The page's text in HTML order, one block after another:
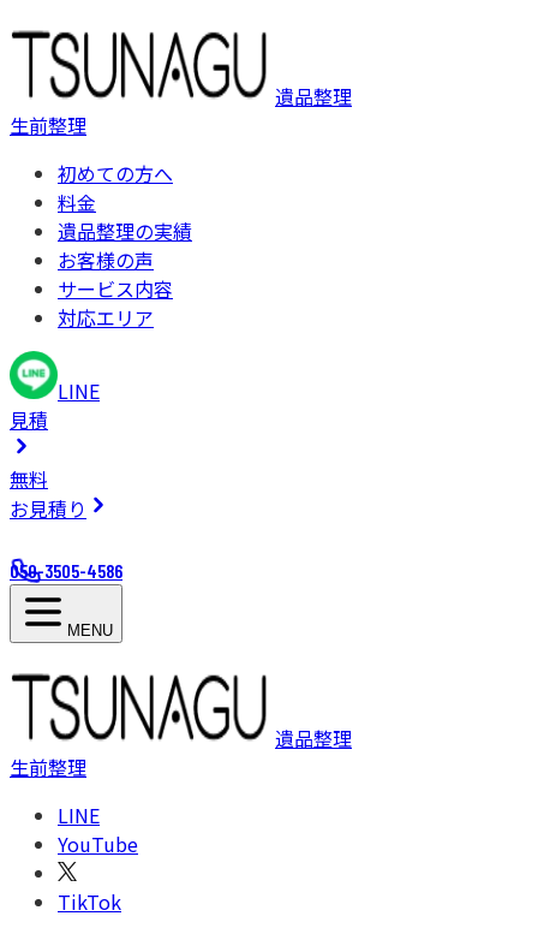
遺品整理
生前整理
初めての方へ
料金
遺品整理の実績
お客様の声
サービス内容
対応エリア
LINE
見積
無料
お見積り
050-3505-4586
MENU
遺品整理
生前整理
LINE
YouTube
TikTok